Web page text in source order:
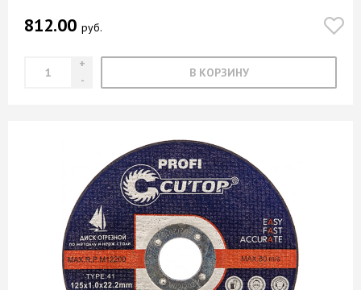
812.00 руб.
В КОРЗИНУ